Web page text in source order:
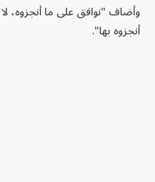
وأضاف "نوافق على ما أنجزوه،
أنجزوه بها".